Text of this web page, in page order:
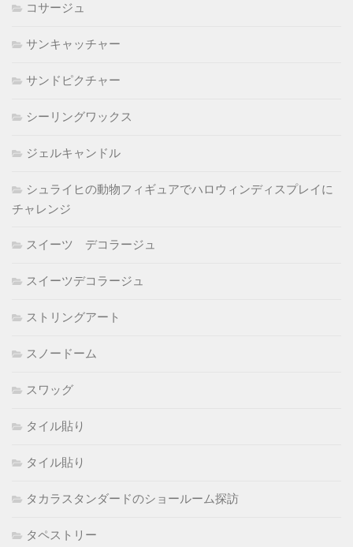
コサージュ
サンキャッチャー
サンドピクチャー
シーリングワックス
ジェルキャンドル
シュライヒの動物フィギュアでハロウィンディスプレイに
チャレンジ
スイーツ デコラージュ
スイーツデコラージュ
ストリングアート
スノードーム
スワッグ
タイル貼り
タイル貼り
タカラスタンダードのショールーム探訪
タペストリー